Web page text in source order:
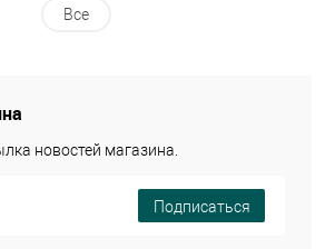
Все
новостей магазина.
Подписаться